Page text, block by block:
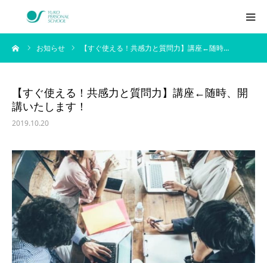
お知らせ 【すぐ使える！共感力と質問力】講座←随時…
【すぐ使える！共感力と質問力】講座←随時、開
講いたします！
2019.10.20
西村侑剛プロフィール
料金
企業研修
アイテム
お客様の声
ブログ